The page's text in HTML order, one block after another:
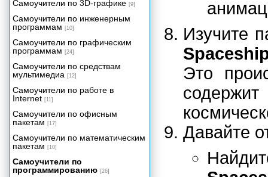
Изучите
Это
Давайте
Создаем приложение:
Добавление контента со
сведениями о продукции
Включение цифрового видео в
ваше приложение
Трехмерная графика реального
времени
Создаем приложение:
Видеопрезентация
Упаковка вашего проекта
Самоучители по 3D-графике [9]
Самоучители по инженерным
программам [10]
Самоучители по графическим
программам [24]
Самоучители по средствам
мультимедиа [12]
Самоучители по работе в
Internet [11]
Самоучители по офисным
пакетам [17]
Самоучители по математическим
пакетам [10]
Самоучители по
программированию [26]